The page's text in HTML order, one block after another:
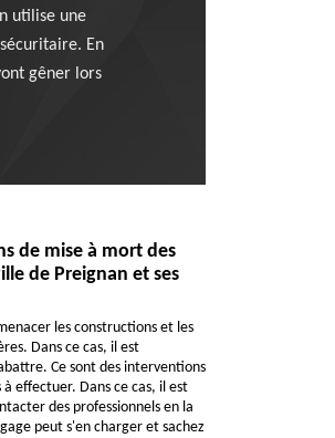
utilise une
En
gêner lors
de mise à mort des
de Preignan et ses
les constructions et les
Dans ce cas, il est
Ce sont des interventions
effectuer. Dans ce cas, il est
des professionnels en la
peut s'en charger et sachez